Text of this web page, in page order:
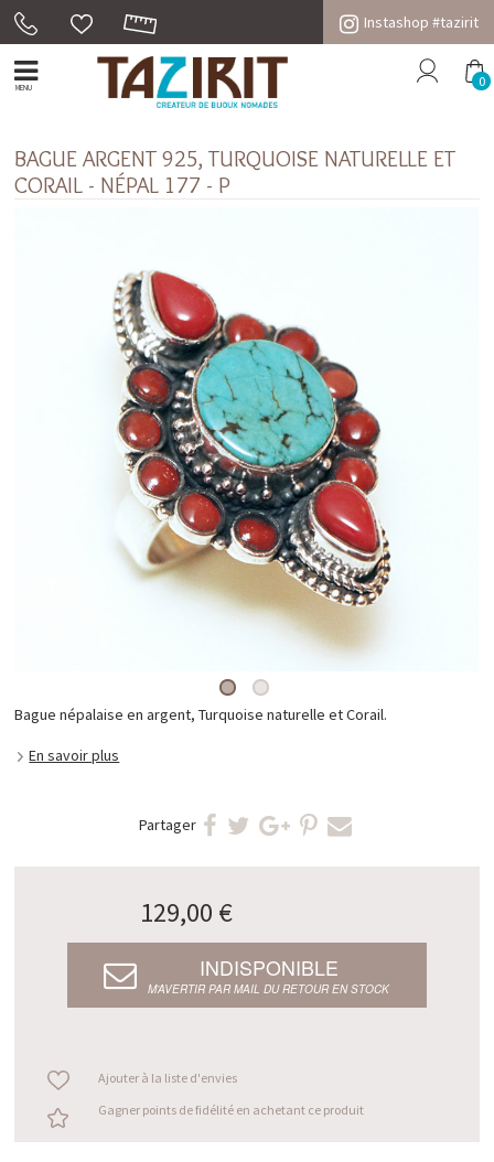
Instashop #tazirit
MENU 0
BAGUE ARGENT 925, TURQUOISE NATURELLE ET
CORAIL - NÉPAL 177 - P
Bague népalaise en argent, Turquoise naturelle et Corail.
En savoir plus
Partager
129,00 €
INDISPONIBLE
M’AVERTIR PAR MAIL DU RETOUR EN STOCK
Ajouter à la liste d'envies
Gagner points de fidélité en achetant ce produit